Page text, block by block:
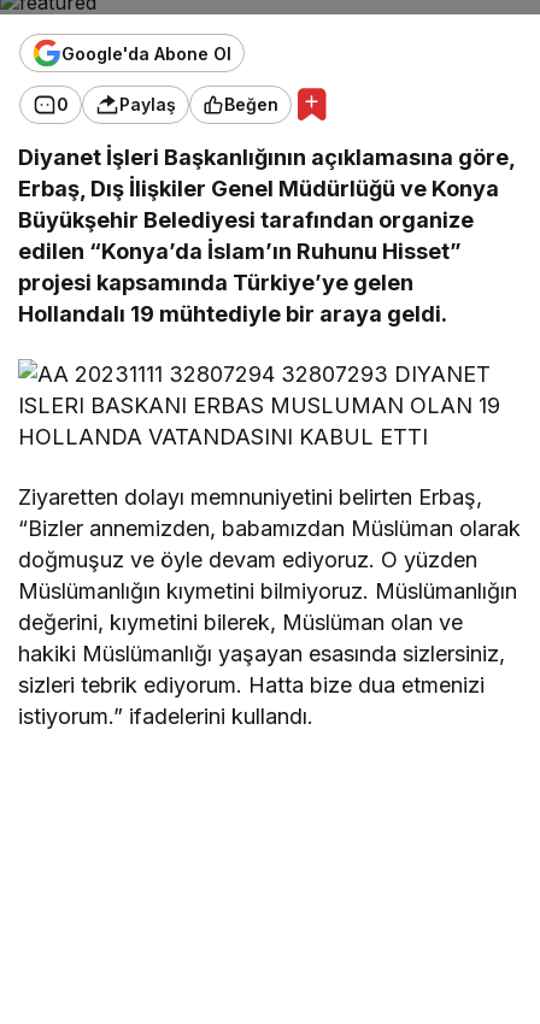
Google'da Abone Ol
0 Paylaş Beğen
Diyanet İşleri Başkanlığının açıklamasına göre,
Erbaş, Dış İlişkiler Genel Müdürlüğü ve Konya
Büyükşehir Belediyesi tarafından organize
edilen “Konya’da İslam’ın Ruhunu Hisset”
projesi kapsamında Türkiye’ye gelen
Hollandalı 19 mühtediyle bir araya geldi.
Ziyaretten dolayı memnuniyetini belirten Erbaş,
“Bizler annemizden, babamızdan Müslüman olarak
doğmuşuz ve öyle devam ediyoruz. O yüzden
Müslümanlığın kıymetini bilmiyoruz. Müslümanlığın
değerini, kıymetini bilerek, Müslüman olan ve
hakiki Müslümanlığı yaşayan esasında sizlersiniz,
sizleri tebrik ediyorum. Hatta bize dua etmenizi
istiyorum.” ifadelerini kullandı.